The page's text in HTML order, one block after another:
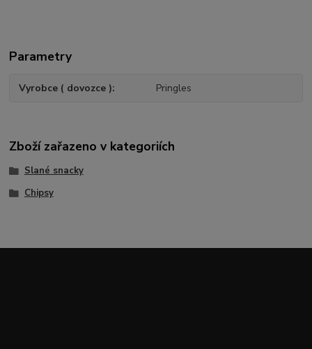
Parametry
Vyrobce ( dovozce ) Pringles
Zboží zařazeno v kategoriích
Slané snacky
Chipsy